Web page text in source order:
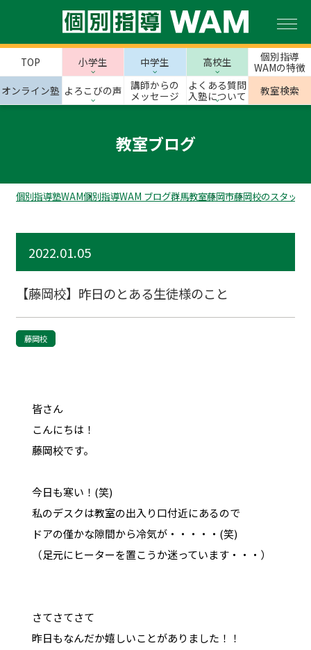
TOP 小学生 中学生 高校生
個別指導
WAMの特徴
オンライン塾 よろこびの声
講師からの
メッセージ
よくある質問
入塾について
教室検索
教室ブログ
個別指導塾WAM個別指導WAM ブログ群馬教室藤岡市藤岡校のスタッフ
2022.01.05
【藤岡校】昨日のとある生徒様のこと
藤岡校
皆さん
こんにちは！
藤岡校です。
今日も寒い！(笑)
私のデスクは教室の出入り口付近にあるので
ドアの僅かな隙間から冷気が・・・・・(笑)
（足元にヒーターを置こうか迷っています・・・）
さてさてさて
昨日もなんだか嬉しいことがありました！！